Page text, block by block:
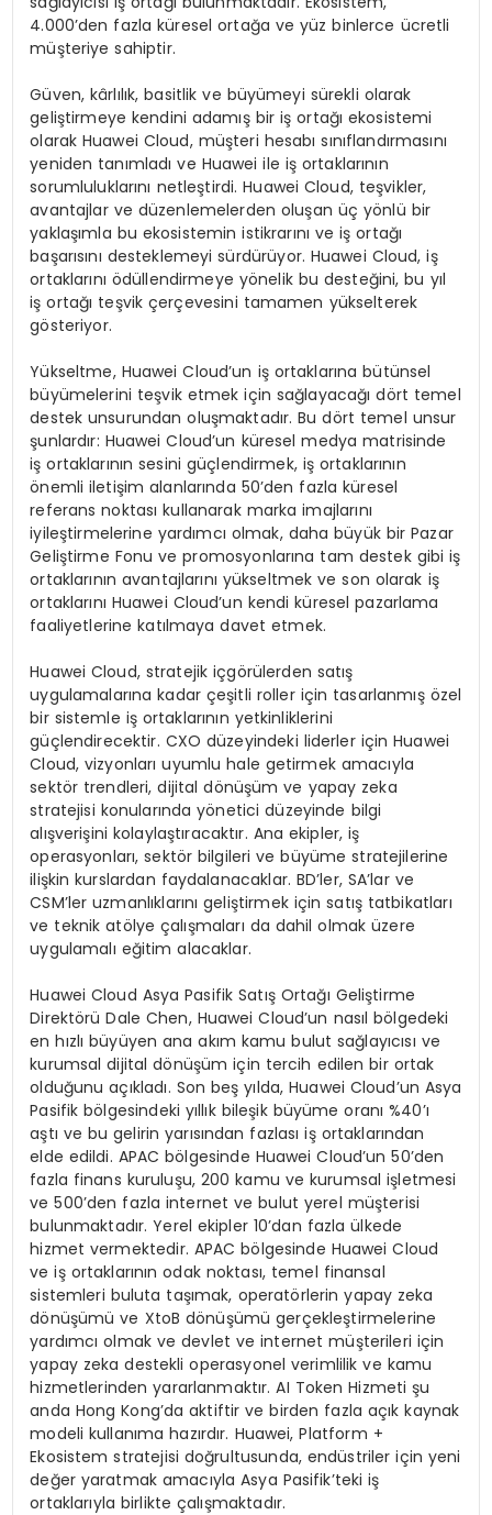
4.000’den fazla küresel ortağa ve yüz binlerce ücretli
müşteriye sahiptir.
Güven, kârlılık, basitlik ve büyümeyi sürekli olarak
geliştirmeye kendini adamış bir iş ortağı ekosistemi
olarak Huawei Cloud, müşteri hesabı sınıflandırmasını
yeniden tanımladı ve Huawei ile iş ortaklarının
sorumluluklarını netleştirdi. Huawei Cloud, teşvikler,
avantajlar ve düzenlemelerden oluşan üç yönlü bir
yaklaşımla bu ekosistemin istikrarını ve iş ortağı
başarısını desteklemeyi sürdürüyor. Huawei Cloud, iş
ortaklarını ödüllendirmeye yönelik bu desteğini, bu yıl
iş ortağı teşvik çerçevesini tamamen yükselterek
gösteriyor.
Yükseltme, Huawei Cloud’un iş ortaklarına bütünsel
büyümelerini teşvik etmek için sağlayacağı dört temel
destek unsurundan oluşmaktadır. Bu dört temel unsur
şunlardır: Huawei Cloud’un küresel medya matrisinde
iş ortaklarının sesini güçlendirmek, iş ortaklarının
önemli iletişim alanlarında 50’den fazla küresel
referans noktası kullanarak marka imajlarını
iyileştirmelerine yardımcı olmak, daha büyük bir Pazar
Geliştirme Fonu ve promosyonlarına tam destek gibi iş
ortaklarının avantajlarını yükseltmek ve son olarak iş
ortaklarını Huawei Cloud’un kendi küresel pazarlama
faaliyetlerine katılmaya davet etmek.
Huawei Cloud, stratejik içgörülerden satış
uygulamalarına kadar çeşitli roller için tasarlanmış özel
bir sistemle iş ortaklarının yetkinliklerini
güçlendirecektir. CXO düzeyindeki liderler için Huawei
Cloud, vizyonları uyumlu hale getirmek amacıyla
sektör trendleri, dijital dönüşüm ve yapay zeka
stratejisi konularında yönetici düzeyinde bilgi
alışverişini kolaylaştıracaktır. Ana ekipler, iş
operasyonları, sektör bilgileri ve büyüme stratejilerine
ilişkin kurslardan faydalanacaklar. BD’ler, SA’lar ve
CSM’ler uzmanlıklarını geliştirmek için satış tatbikatları
ve teknik atölye çalışmaları da dahil olmak üzere
uygulamalı eğitim alacaklar.
Huawei Cloud Asya Pasifik Satış Ortağı Geliştirme
Direktörü Dale Chen, Huawei Cloud’un nasıl bölgedeki
en hızlı büyüyen ana akım kamu bulut sağlayıcısı ve
kurumsal dijital dönüşüm için tercih edilen bir ortak
olduğunu açıkladı. Son beş yılda, Huawei Cloud’un Asya
Pasifik bölgesindeki yıllık bileşik büyüme oranı %40’ı
aştı ve bu gelirin yarısından fazlası iş ortaklarından
elde edildi. APAC bölgesinde Huawei Cloud’un 50’den
fazla finans kuruluşu, 200 kamu ve kurumsal işletmesi
ve 500’den fazla internet ve bulut yerel müşterisi
bulunmaktadır. Yerel ekipler 10’dan fazla ülkede
hizmet vermektedir. APAC bölgesinde Huawei Cloud
ve iş ortaklarının odak noktası, temel finansal
sistemleri buluta taşımak, operatörlerin yapay zeka
dönüşümü ve XtoB dönüşümü gerçekleştirmelerine
yardımcı olmak ve devlet ve internet müşterileri için
yapay zeka destekli operasyonel verimlilik ve kamu
hizmetlerinden yararlanmaktır. AI Token Hizmeti şu
anda Hong Kong’da aktiftir ve birden fazla açık kaynak
modeli kullanıma hazırdır. Huawei, Platform +
Ekosistem stratejisi doğrultusunda, endüstriler için yeni
değer yaratmak amacıyla Asya Pasifik’teki iş
ortaklarıyla birlikte çalışmaktadır.